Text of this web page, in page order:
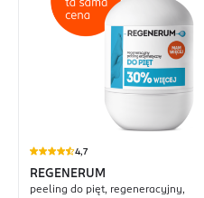
4,7
REGENERUM
peeling do pięt, regeneracyjny,